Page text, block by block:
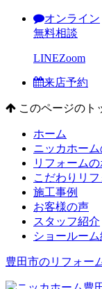
オンライン
無料相談
LINEZoom
来店予約
このページのト
ホーム
ニッカホー
リフォームの
こだわりリフ
施工事例
お客様の声
スタッフ紹介
ショールーム
豊田市のリフォー